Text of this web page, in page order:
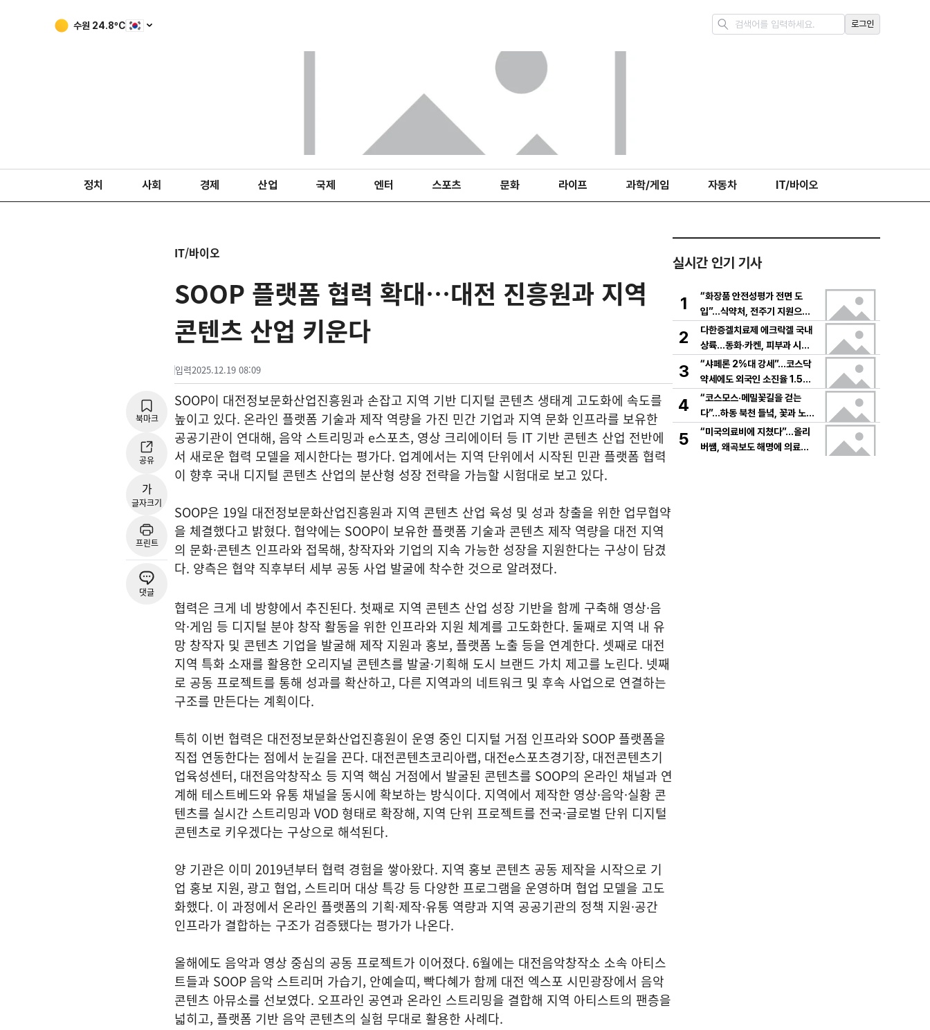
수원 24.8ºC 로그인
정치 사회 경제 산업 국제 엔터 스포츠 문화 라이프 과학/게임 자동차 IT/바이오
IT/바이오
SOOP 플랫폼 협력 확대…대전 진흥원과 지역
콘텐츠 산업 키운다
입력2025.12.19 08:09
북마크
공유
가
글자크기
프린트
댓글
SOOP이 대전정보문화산업진흥원과 손잡고 지역 기반 디지털 콘텐츠 생태계 고도화에 속도를
높이고 있다. 온라인 플랫폼 기술과 제작 역량을 가진 민간 기업과 지역 문화 인프라를 보유한
공공기관이 연대해, 음악 스트리밍과 e스포츠, 영상 크리에이터 등 IT 기반 콘텐츠 산업 전반에
서 새로운 협력 모델을 제시한다는 평가다. 업계에서는 지역 단위에서 시작된 민관 플랫폼 협력
이 향후 국내 디지털 콘텐츠 산업의 분산형 성장 전략을 가늠할 시험대로 보고 있다.
SOOP은 19일 대전정보문화산업진흥원과 지역 콘텐츠 산업 육성 및 성과 창출을 위한 업무협약
을 체결했다고 밝혔다. 협약에는 SOOP이 보유한 플랫폼 기술과 콘텐츠 제작 역량을 대전 지역
의 문화·콘텐츠 인프라와 접목해, 창작자와 기업의 지속 가능한 성장을 지원한다는 구상이 담겼
다. 양측은 협약 직후부터 세부 공동 사업 발굴에 착수한 것으로 알려졌다.
협력은 크게 네 방향에서 추진된다. 첫째로 지역 콘텐츠 산업 성장 기반을 함께 구축해 영상·음
악·게임 등 디지털 분야 창작 활동을 위한 인프라와 지원 체계를 고도화한다. 둘째로 지역 내 유
망 창작자 및 콘텐츠 기업을 발굴해 제작 지원과 홍보, 플랫폼 노출 등을 연계한다. 셋째로 대전
지역 특화 소재를 활용한 오리지널 콘텐츠를 발굴·기획해 도시 브랜드 가치 제고를 노린다. 넷째
로 공동 프로젝트를 통해 성과를 확산하고, 다른 지역과의 네트워크 및 후속 사업으로 연결하는
구조를 만든다는 계획이다.
특히 이번 협력은 대전정보문화산업진흥원이 운영 중인 디지털 거점 인프라와 SOOP 플랫폼을
직접 연동한다는 점에서 눈길을 끈다. 대전콘텐츠코리아랩, 대전e스포츠경기장, 대전콘텐츠기
업육성센터, 대전음악창작소 등 지역 핵심 거점에서 발굴된 콘텐츠를 SOOP의 온라인 채널과 연
계해 테스트베드와 유통 채널을 동시에 확보하는 방식이다. 지역에서 제작한 영상·음악·실황 콘
텐츠를 실시간 스트리밍과 VOD 형태로 확장해, 지역 단위 프로젝트를 전국·글로벌 단위 디지털
콘텐츠로 키우겠다는 구상으로 해석된다.
양 기관은 이미 2019년부터 협력 경험을 쌓아왔다. 지역 홍보 콘텐츠 공동 제작을 시작으로 기
업 홍보 지원, 광고 협업, 스트리머 대상 특강 등 다양한 프로그램을 운영하며 협업 모델을 고도
화했다. 이 과정에서 온라인 플랫폼의 기획·제작·유통 역량과 지역 공공기관의 정책 지원·공간
인프라가 결합하는 구조가 검증됐다는 평가가 나온다.
올해에도 음악과 영상 중심의 공동 프로젝트가 이어졌다. 6월에는 대전음악창작소 소속 아티스
트들과 SOOP 음악 스트리머 가습기, 안예슬띠, 빡다혜가 함께 대전 엑스포 시민광장에서 음악
콘텐츠 아뮤소를 선보였다. 오프라인 공연과 온라인 스트리밍을 결합해 지역 아티스트의 팬층을
넓히고, 플랫폼 기반 음악 콘텐츠의 실험 무대로 활용한 사례다.
실시간 인기 기사
1
“화장품 안전성평가 전면 도
입”…식약처, 전주기 지원으로
K뷰티 고도화
2
다한증겔치료제 에크락겔 국내
상륙…동화·카켄, 피부과 시장
공략
3
“샤페론 2%대 강세”…코스닥
약세에도 외국인 소진율 1.5
9% 기록
4
“코스모스·메밀꽃길을 걷는
다”…하동 북천 들녘, 꽃과 노래
로 물드는 가을의 하루
5
“미국의료비에 지쳤다”…올리
버쌤, 왜곡보도 해명에 의료시